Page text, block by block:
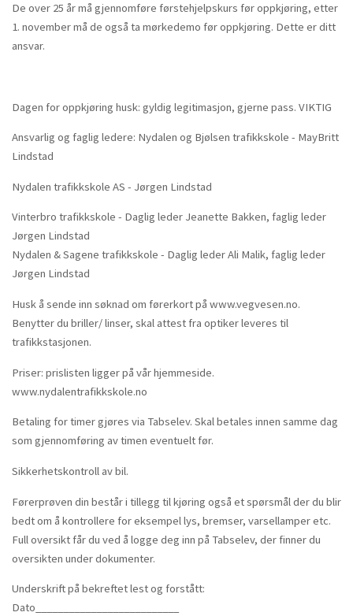
De over 25 år må gjennomføre førstehjelpskurs før oppkjøring, etter
1. november må de også ta mørkedemo før oppkjøring. Dette er ditt
ansvar.
Dagen for oppkjøring husk: gyldig legitimasjon, gjerne pass. VIKTIG
Ansvarlig og faglig ledere: Nydalen og Bjølsen trafikkskole - MayBritt
Lindstad
Nydalen trafikkskole AS - Jørgen Lindstad
Vinterbro trafikkskole - Daglig leder Jeanette Bakken, faglig leder
Jørgen Lindstad
Nydalen & Sagene trafikkskole - Daglig leder Ali Malik, faglig leder
Jørgen Lindstad
Husk å sende inn søknad om førerkort på www.vegvesen.no.
Benytter du briller/ linser, skal attest fra optiker leveres til
trafikkstasjonen.
Priser: prislisten ligger på vår hjemmeside.
www.nydalentrafikkskole.no
Betaling for timer gjøres via Tabselev. Skal betales innen samme dag
som gjennomføring av timen eventuelt før.
Sikkerhetskontroll av bil.
Førerprøven din består i tillegg til kjøring også et spørsmål der du blir
bedt om å kontrollere for eksempel lys, bremser, varsellamper etc.
Full oversikt får du ved å logge deg inn på Tabselev, der finner du
oversikten under dokumenter.
Underskrift på bekreftet lest og forstått:
Dato__________________________